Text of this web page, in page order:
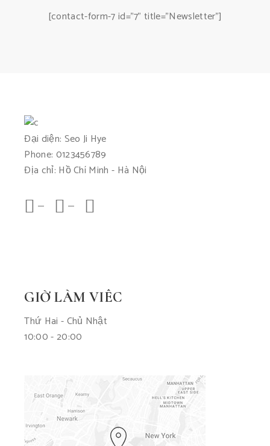
[contact-form-7 id="7" title="Newsletter"]
Đại diện: Seo Ji Hye
Phone: 0123456789
Địa chỉ: Hồ Chí Minh - Hà Nội
GIỜ LÀM VIÊC
Thứ Hai - Chủ Nhật
10:00 - 20:00